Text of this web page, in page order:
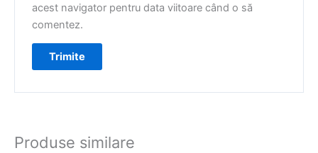
acest navigator pentru data viitoare când o să
comentez.
Produse similare